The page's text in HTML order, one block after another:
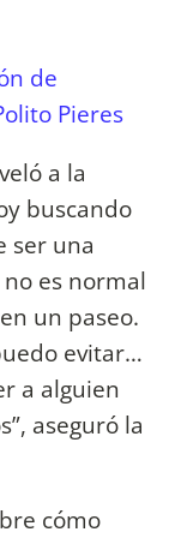
de
Pieres
a la
buscando
ser una
es normal
un paseo.
evitar…
a alguien
aseguró la
cómo